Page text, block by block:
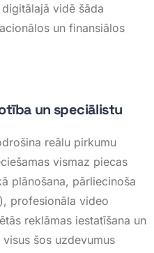
vidē šāda
un finansiālos
un speciālistu
reālu pirkumu
vismaz piecas
plānošana, pārliecinoša
), profesionāla video
reklāmas iestatīšana un
visus šos uzdevumus